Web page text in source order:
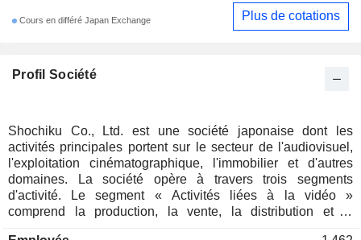
Profil Société
Shochiku Co., Ltd. est une société japonaise dont les
activités principales portent sur le secteur de l'audiovisuel,
l'exploitation cinématographique, l'immobilier et d'autres
domaines. La société opère à travers trois segments
d'activité. Le segment « Activités liées à la vidéo »
comprend la production, la vente, la distribution et la
Cours en différé Japan Exchange Plus de cotations